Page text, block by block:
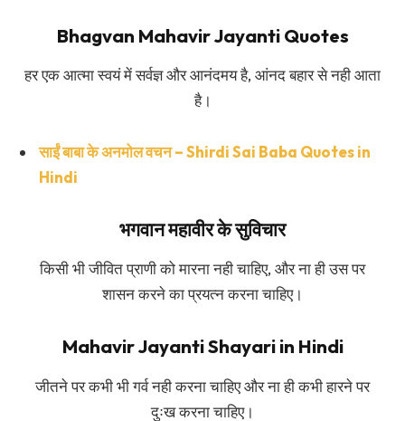
Bhagvan Mahavir Jayanti Quotes
हर एक आत्मा स्वयं में सर्वज्ञ और आनंदमय है, आंनद बहार से नही आता
है।
साईं बाबा के अनमोल वचन – Shirdi Sai Baba Quotes in
Hindi
भगवान महावीर के सुविचार
किसी भी जीवित प्राणी को मारना नही चाहिए, और ना ही उस पर
शासन करने का प्रयत्न करना चाहिए।
Mahavir Jayanti Shayari in Hindi
जीतने पर कभी भी गर्व नही करना चाहिए और ना ही कभी हारने पर
दुःख करना चाहिए।